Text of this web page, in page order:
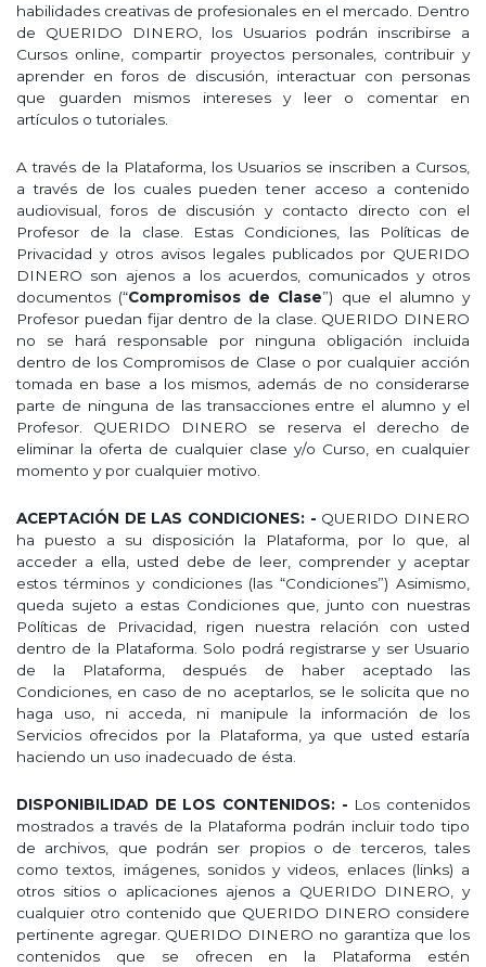
habilidades creativas de profesionales en el mercado. Dentro
de QUERIDO DINERO, los Usuarios podrán inscribirse a
Cursos online, compartir proyectos personales, contribuir y
aprender en foros de discusión, interactuar con personas
que guarden mismos intereses y leer o comentar en
artículos o tutoriales.
A través de la Plataforma, los Usuarios se inscriben a Cursos,
a través de los cuales pueden tener acceso a contenido
audiovisual, foros de discusión y contacto directo con el
Profesor de la clase. Estas Condiciones, las Políticas de
Privacidad y otros avisos legales publicados por QUERIDO
DINERO son ajenos a los acuerdos, comunicados y otros
documentos (“Compromisos de Clase”) que el alumno y
Profesor puedan fijar dentro de la clase. QUERIDO DINERO
no se hará responsable por ninguna obligación incluida
dentro de los Compromisos de Clase o por cualquier acción
tomada en base a los mismos, además de no considerarse
parte de ninguna de las transacciones entre el alumno y el
Profesor. QUERIDO DINERO se reserva el derecho de
eliminar la oferta de cualquier clase y/o Curso, en cualquier
momento y por cualquier motivo.
ACEPTACIÓN DE LAS CONDICIONES: - QUERIDO DINERO
ha puesto a su disposición la Plataforma, por lo que, al
acceder a ella, usted debe de leer, comprender y aceptar
estos términos y condiciones (las “Condiciones”) Asimismo,
queda sujeto a estas Condiciones que, junto con nuestras
Políticas de Privacidad, rigen nuestra relación con usted
dentro de la Plataforma. Solo podrá registrarse y ser Usuario
de la Plataforma, después de haber aceptado las
Condiciones, en caso de no aceptarlos, se le solicita que no
haga uso, ni acceda, ni manipule la información de los
Servicios ofrecidos por la Plataforma, ya que usted estaría
haciendo un uso inadecuado de ésta.
DISPONIBILIDAD DE LOS CONTENIDOS: - Los contenidos
mostrados a través de la Plataforma podrán incluir todo tipo
de archivos, que podrán ser propios o de terceros, tales
como textos, imágenes, sonidos y videos, enlaces (links) a
otros sitios o aplicaciones ajenos a QUERIDO DINERO, y
cualquier otro contenido que QUERIDO DINERO considere
pertinente agregar. QUERIDO DINERO no garantiza que los
contenidos que se ofrecen en la Plataforma estén